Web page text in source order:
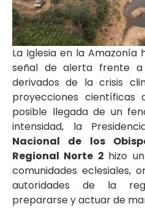
La Iglesia en la Amazonía
señal de alerta frente a
derivados de la crisis
proyecciones científicas
posible llegada de un
intensidad, la
Nacional de los
Regional Norte 2 hizo
comunidades eclesiales,
autoridades de la
prepararse y actuar de